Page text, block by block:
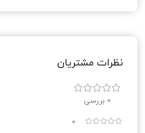
نظرات مشتریان
0 بررسی
0